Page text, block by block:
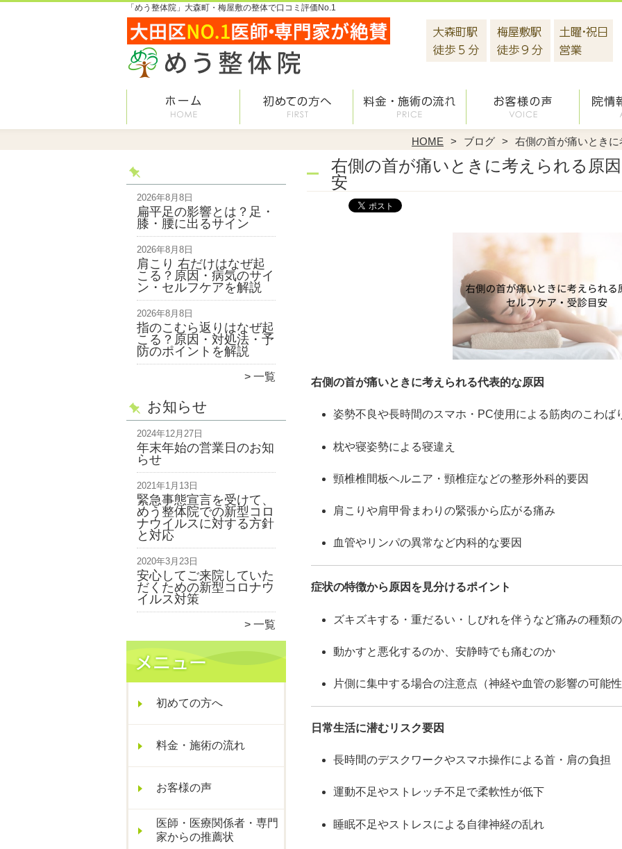
「めう整体院」大森町・梅屋敷の整体で口コミ評価No.1
HOME ブログ 右側の首が痛いとき
2026年8月8日
扁平足の影響とは？足・
膝・腰に出るサイン
2026年8月8日
肩こり 右だけはなぜ起
こる？原因・病気のサイ
ン・セルフケアを解説
2026年8月8日
指のこむら返りはなぜ起
こる？原因・対処法・予
防のポイントを解説
一覧
お知らせ
2024年12月27日
年末年始の営業日のお知
らせ
2021年1月13日
緊急事態宣言を受けて、
めう整体院での新型コロ
ナウイルスに対する方針
と対応
2020年3月23日
安心してご来院していた
だくための新型コロナウ
イルス対策
一覧
初めての方へ
料金・施術の流れ
お客様の声
医師・医療関係者・専門
家からの推薦状
右側の首が痛いときに考えられる原
安
右側の首が痛いときに考えられる代表的な原因
姿勢不良や長時間のスマホ・PC使用による筋肉のこわば
枕や寝姿勢による寝違え
頸椎椎間板ヘルニア・頸椎症などの整形外科的要因
肩こりや肩甲骨まわりの緊張から広がる痛み
血管やリンパの異常など内科的な要因
症状の特徴から原因を見分けるポイント
ズキズキする・重だるい・しびれを伴うなど痛みの種類
動かすと悪化するのか、安静時でも痛むのか
片側に集中する場合の注意点（神経や血管の影響の可能
日常生活に潜むリスク要因
長時間のデスクワークやスマホ操作による首・肩の負担
運動不足やストレッチ不足で柔軟性が低下
睡眠不足やストレスによる自律神経の乱れ